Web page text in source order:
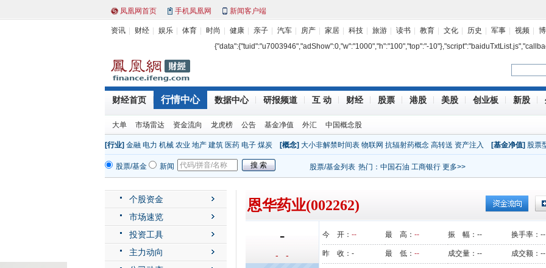
凤凰网首页 手机凤凰网 新闻客户端
资讯 财经 娱乐 体育 时尚 健康 亲子 汽车 房产 家居 科技 旅游 读书 教育 文化 历史 军事 视频
{"data":{"tuid":"u7003946","adShow":0,"w":"1000","h":"100","top":"-
财经首页 行情中心 数据中心 研报频道 互 动 财经 股票 港股 美股 创业板 新股
大单 市场雷达 资金流向 龙虎榜 公告 基金净值 外汇 中国概念股
[行业] 金融 电力 机械 农业 地产 建筑 医药 电子 煤炭 [概念] 大小非解禁时间表 物联网 抗辐射药概念 高转送 资产注入 [基金净值] 股票
股票/基金 新闻 股票/基金列表 热门： 中国石油 工商银行 更多>>
个股资金
市场速览
投资工具
主力动向
恩华药业(002262)
-
- -
今 开： -- 最 高： -- 振 幅： -- 换手率： --
昨 收： - 最 低： -- 成交量： -- 成交额： --